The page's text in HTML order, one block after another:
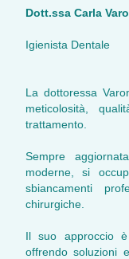
Dott.ssa Carla
Igienista Dentale
La dottoressa
meticolosità,
trattamento.
Sempre
moderne, si
sbiancamenti
chirurgiche.
Il suo approccio è
offrendo soluzioni